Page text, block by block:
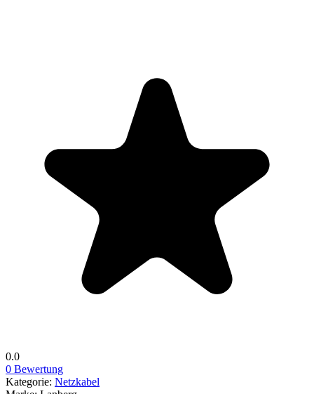
0.0
0 Bewertung
Kategorie: Netzkabel